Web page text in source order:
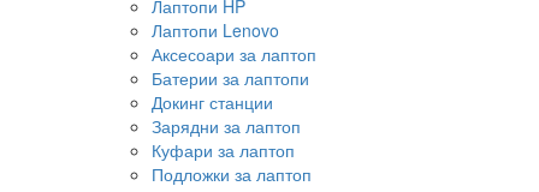
Лаптопи HP
Лаптопи Lenovo
Аксесоари за лаптоп
Батерии за лаптопи
Докинг станции
Зарядни за лаптоп
Куфари за лаптоп
Подложки за лаптоп